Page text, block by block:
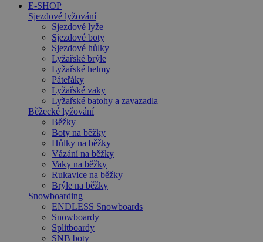
E-SHOP
Sjezdové lyžování
Sjezdové lyže
Sjezdové boty
Sjezdové hůlky
Lyžařské brýle
Lyžařské helmy
Páteřáky
Lyžařské vaky
Lyžařské batohy a zavazadla
Běžecké lyžování
Běžky
Boty na běžky
Hůlky na běžky
Vázání na běžky
Vaky na běžky
Rukavice na běžky
Brýle na běžky
Snowboarding
ENDLESS Snowboards
Snowboardy
Splitboardy
SNB boty